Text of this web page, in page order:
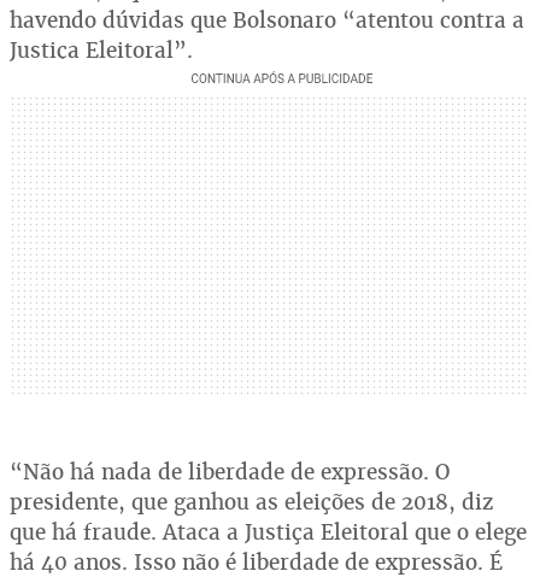
havendo dúvidas que Bolsonaro “atentou contra a
Justiça Eleitoral”.
“Não há nada de liberdade de expressão. O
presidente, que ganhou as eleições de 2018, diz
que há fraude. Ataca a Justiça Eleitoral que o elege
há 40 anos. Isso não é liberdade de expressão. É